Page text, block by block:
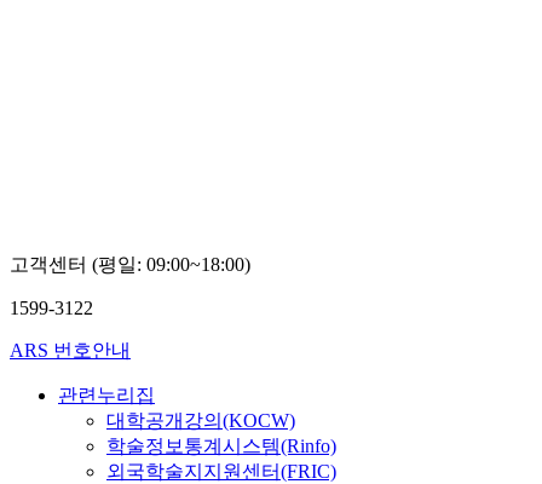
고객센터 (평일: 09:00~18:00)
1599-3122
ARS 번호안내
관련누리집
대학공개강의(KOCW)
학술정보통계시스템(Rinfo)
외국학술지지원센터(FRIC)